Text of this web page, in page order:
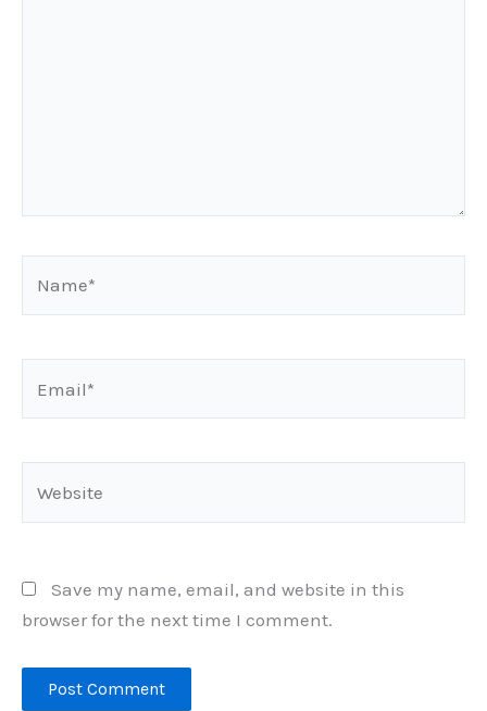
Save my name, email, and website in this
browser for the next time I comment.